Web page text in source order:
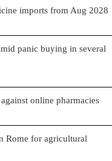
imports from Aug 2028
panic buying in several
online pharmacies
Rome for agricultural